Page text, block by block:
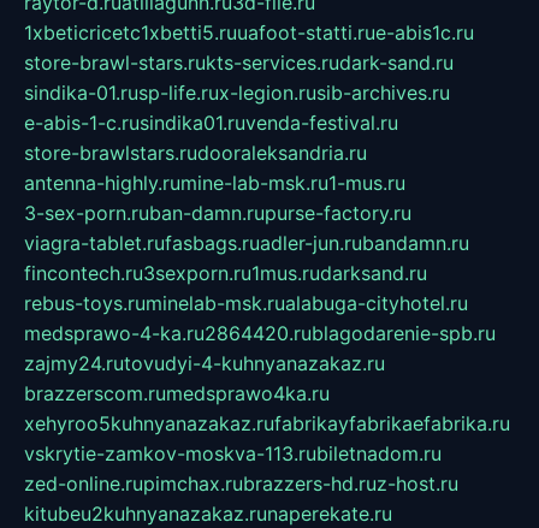
1xbeticricetc1xbetti5.ruuafoot-statti.rue-abis1c.ru
store-brawl-stars.rukts-services.rudark-sand.ru
sindika-01.rusp-life.rux-legion.rusib-archives.ru
e-abis-1-c.rusindika01.ruvenda-festival.ru
store-brawlstars.rudooraleksandria.ru
antenna-highly.rumine-lab-msk.ru1-mus.ru
3-sex-porn.ruban-damn.rupurse-factory.ru
viagra-tablet.rufasbags.ruadler-jun.rubandamn.ru
fincontech.ru3sexporn.ru1mus.rudarksand.ru
rebus-toys.ruminelab-msk.rualabuga-cityhotel.ru
medsprawo-4-ka.ru2864420.rublagodarenie-spb.ru
zajmy24.rutovudyi-4-kuhnyanazakaz.ru
brazzerscom.rumedsprawo4ka.ru
xehyroo5kuhnyanazakaz.rufabrikayfabrikaefabrika.ru
vskrytie-zamkov-moskva-113.rubiletnadom.ru
zed-online.rupimchax.rubrazzers-hd.ruz-host.ru
kitubeu2kuhnyanazakaz.runaperekate.ru